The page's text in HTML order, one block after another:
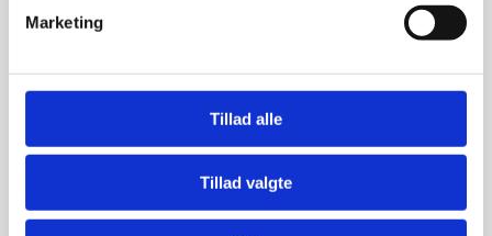
Marketing
Tillad alle
Tillad valgte
SPAR 33%